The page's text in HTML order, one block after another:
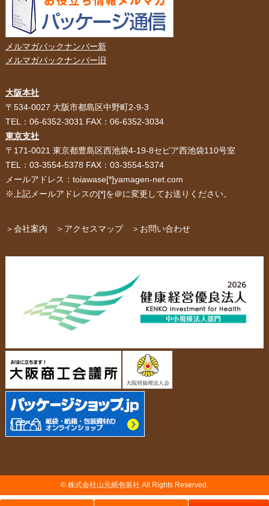
サービス紹介 お客様の声
スタッフ紹介 採用情報
当社の協力工場の設備紹介
個人情報の取扱について
納品までの流れ 製造前の確認事項
紙袋・手提げ袋
パッケージ
ペーパーレザーバッグ 米袋
カタログ/パンフレット
スタンド
アクセサリー・
ジュエリーボックス
名刺箱
メルマガバックナンバー新
メルマガバックナンバー旧
大阪本社
〒534-0027 大阪市都島区中野町2-9-3
TEL：06-6352-3031 FAX：06-6352-3034
東京支社
〒171-0021 東京都豊島区西池袋4-19-8セピア西池袋110号室
TEL：03-3554-5378 FAX：03-3554-5374
メールアドレス：toiawase[*]yamagen-net.com
※上記メールアドレスの[*]を＠に変更してお送りください。
＞会社案内 ＞アクセスマップ ＞お問い合わせ
© 株式会社山元紙包装社 All Rights Reserved.